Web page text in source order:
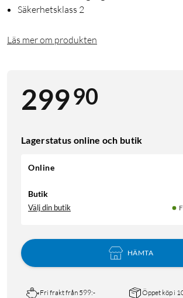
Säkerhetsklass 2
Läs mer om produkten
29990
Lagerstatus online och butik
Online
Butik
Välj din butik
HÄMTA
Fri frakt från 599:- Öppet köp i